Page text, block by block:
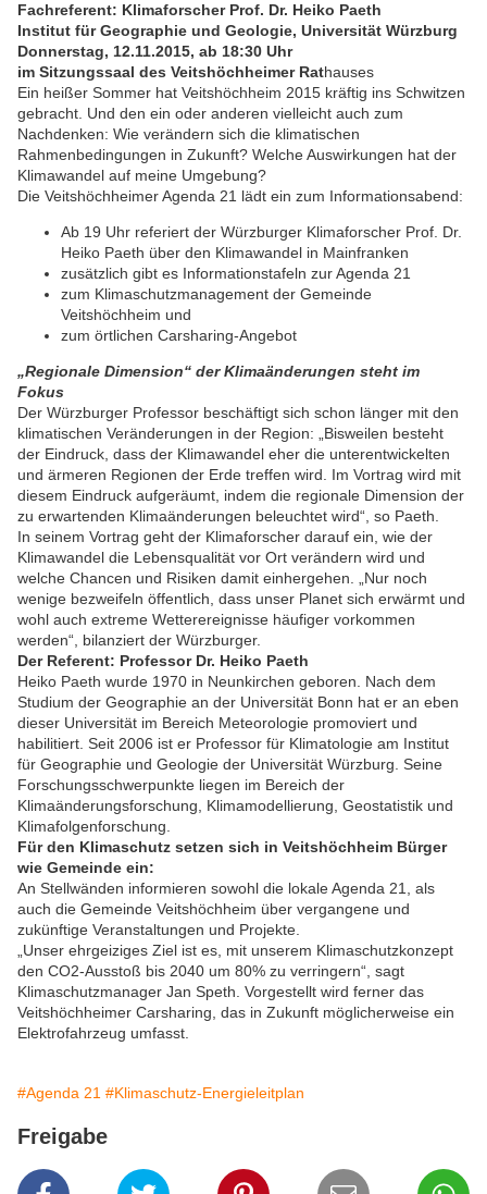
Fachreferent: Klimaforscher Prof. Dr. Heiko Paeth
Institut für Geographie und Geologie, Universität Würzburg
Donnerstag, 12.11.2015, ab 18:30 Uhr
im Sitzungssaal des Veitshöchheimer Rathauses
Ein heißer Sommer hat Veitshöchheim 2015 kräftig ins Schwitzen
gebracht. Und den ein oder anderen vielleicht auch zum
Nachdenken: Wie verändern sich die klimatischen
Rahmenbedingungen in Zukunft? Welche Auswirkungen hat der
Klimawandel auf meine Umgebung?
Die Veitshöchheimer Agenda 21 lädt ein zum Informationsabend:
Ab 19 Uhr referiert der Würzburger Klimaforscher Prof. Dr.
Heiko Paeth über den Klimawandel in Mainfranken
zusätzlich gibt es Informationstafeln zur Agenda 21
zum Klimaschutzmanagement der Gemeinde
Veitshöchheim und
zum örtlichen Carsharing-Angebot
„Regionale Dimension“ der Klimaänderungen steht im
Fokus
Der Würzburger Professor beschäftigt sich schon länger mit den
klimatischen Veränderungen in der Region: „Bisweilen besteht
der Eindruck, dass der Klimawandel eher die unterentwickelten
und ärmeren Regionen der Erde treffen wird. Im Vortrag wird mit
diesem Eindruck aufgeräumt, indem die regionale Dimension der
zu erwartenden Klimaänderungen beleuchtet wird“, so Paeth.
In seinem Vortrag geht der Klimaforscher darauf ein, wie der
Klimawandel die Lebensqualität vor Ort verändern wird und
welche Chancen und Risiken damit einhergehen. „Nur noch
wenige bezweifeln öffentlich, dass unser Planet sich erwärmt und
wohl auch extreme Wetterereignisse häufiger vorkommen
werden“, bilanziert der Würzburger.
Der Referent: Professor Dr. Heiko Paeth
Heiko Paeth wurde 1970 in Neunkirchen geboren. Nach dem
Studium der Geographie an der Universität Bonn hat er an eben
dieser Universität im Bereich Meteorologie promoviert und
habilitiert. Seit 2006 ist er Professor für Klimatologie am Institut
für Geographie und Geologie der Universität Würzburg. Seine
Forschungsschwerpunkte liegen im Bereich der
Klimaänderungsforschung, Klimamodellierung, Geostatistik und
Klimafolgenforschung.
Für den Klimaschutz setzen sich in Veitshöchheim Bürger
wie Gemeinde ein:
An Stellwänden informieren sowohl die lokale Agenda 21, als
auch die Gemeinde Veitshöchheim über vergangene und
zukünftige Veranstaltungen und Projekte.
„Unser ehrgeiziges Ziel ist es, mit unserem Klimaschutzkonzept
den CO2-Ausstoß bis 2040 um 80% zu verringern“, sagt
Klimaschutzmanager Jan Speth. Vorgestellt wird ferner das
Veitshöchheimer Carsharing, das in Zukunft möglicherweise ein
Elektrofahrzeug umfasst.
#Agenda 21 #Klimaschutz-Energieleitplan
Freigabe